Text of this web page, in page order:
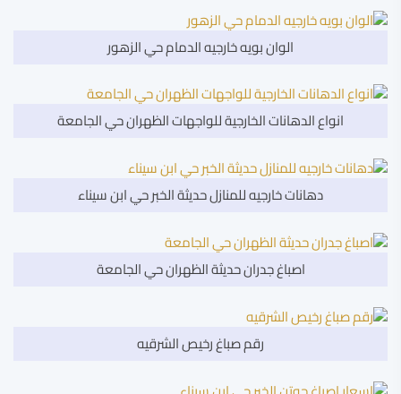
الوان بويه خارجيه الدمام حي الزهور
انواع الدهانات الخارجية للواجهات الظهران حي الجامعة
دهانات خارجيه للمنازل حديثة الخبر حي ابن سيناء
اصباغ جدران حديثة الظهران حي الجامعة
رقم صباغ رخيص الشرقيه